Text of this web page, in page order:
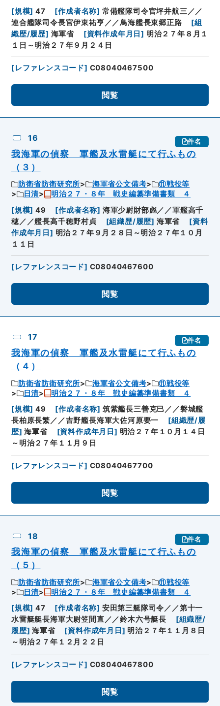
[規模] 47 [作成者名称] 常備艦隊司令官坪井航三／／
連合艦隊司令長官伊東祐亨／／鳥海艦長東郷正路
[組
織歴/履歴] 海軍省 [資料作成年月日] 明治２７年８月１
１日～明治２７年９月２４日
[レファレンスコード] C08040467500
閲覧
16 件名
我海軍の偵察 軍艦及水雷艇にて行ふもの
（３）
防衛省防衛研究所 海軍省公文備考
⑪戦役等
日清
明治２７・８年 戦史編纂準備書類 ４
[規模] 49 [作成者名称] 海軍少尉財部彪／／軍艦高千
穂／／艦長高千穂野村貞
[組織歴/履歴] 海軍省 [資料
作成年月日 ] 明治２７年９月２８日～明治２７年１０月
１１日
[レファレンスコード] C08040467600
閲覧
17 件名
我海軍の偵察 軍艦及水雷艇にて行ふもの
（４）
防衛省防衛研究所 海軍省公文備考
⑪戦役等
日清
明治２７・８年 戦史編纂準備書類 ４
[規模] 49 [作成者名称] 筑紫艦長三善克巳／／磐城艦
長柏原長繁／／吉野艦長海軍大佐河原要一
[組織歴/履
歴] 海軍省 [資料作成年月日] 明治２７年１０月１４日
～明治２７年１１月９日
[レファレンスコード] C08040467700
閲覧
18 件名
我海軍の偵察 軍艦及水雷艇にて行ふもの
（５）
防衛省防衛研究所 海軍省公文備考
⑪戦役等
日清
明治２７・８年 戦史編纂準備書類 ４
[規模] 47 [作成者名称] 安田第三艇隊司令／／第十一
水雷艇艇長海軍大尉笠間直／／鈴木六号艇長
[組織歴/
履歴] 海軍省 [資料作成年月日 ] 明治２７年１１月８日
～明治２７年１２月２２日
[レファレンスコード] C08040467800
閲覧